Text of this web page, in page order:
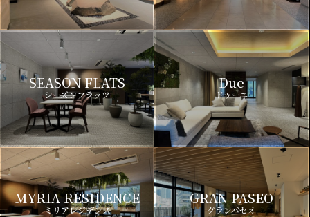
SEASON FLATS
シーズンフラッツ
Due
ドゥーエ
MYRIA RESIDENCE
ミリアレジデンス
GRAN PASEO
グランパセオ